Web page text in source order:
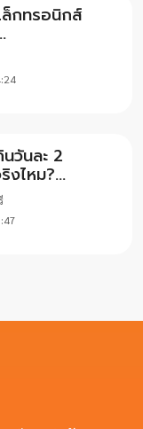
ล็กทรอนิกส์
วันละ 2
งไหม?...